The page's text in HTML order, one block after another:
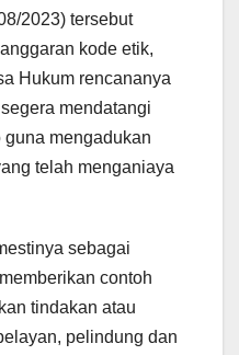
2023) tersebut
kode etik,
Hukum rencananya
mendatangi
guna mengadukan
telah menganiaya
sebagai
contoh
tindakan atau
pelindung dan